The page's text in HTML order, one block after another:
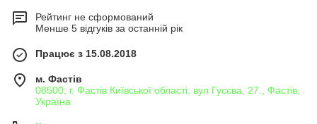
Рейтинг не сформований
Менше 5 відгуків за останній рік
Працює з 15.08.2018
м. Фастів
08500, г. Фастів Київської області, вул Гусєва, 27., Фастів,
Україна